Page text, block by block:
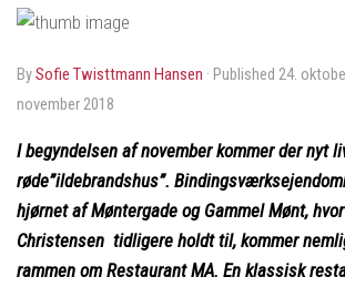
bySofie Twisttmann Hansen · Published 24.
november 2018
I begyndelsen af november kommer der nyt
røde”ildebrandshus”.
hjørnet af Møntergade og Gammel Mønt, hvor
Christensen tidligere holdt til, kommer
rammen om Restaurant MA. En klassisk